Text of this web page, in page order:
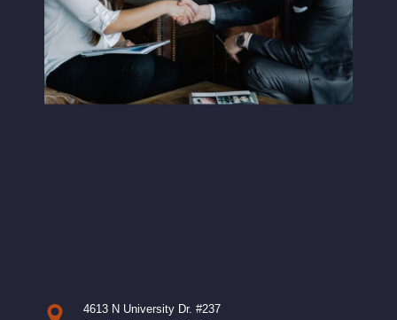
4613 N University Dr. #237